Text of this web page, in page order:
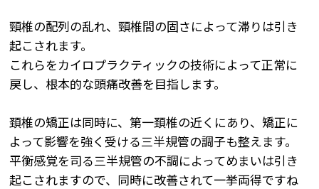
頸椎の配列の乱れ、頸椎間の固さによって滞りは引き
起こされます。
これらをカイロプラクティックの技術によって正常に
戻し、根本的な頭痛改善を目指します。
頚椎の矯正は同時に、第一頚椎の近くにあり、矯正に
よって影響を強く受ける三半規管の調子も整えます。
平衡感覚を司る三半規管の不調によってめまいは引き
起こされますので、同時に改善されて一挙両得ですね